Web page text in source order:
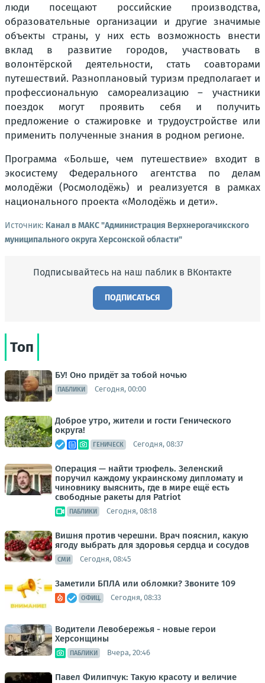
люди посещают российские производства,
образовательные организации и другие значимые
объекты страны, у них есть возможность внести
вклад в развитие городов, участвовать в
волонтёрской деятельности, стать соавторами
путешествий. Разноплановый туризм предполагает и
профессиональную самореализацию – участники
поездок могут проявить себя и получить
предложение о стажировке и трудоустройстве или
применить полученные знания в родном регионе.
Программа «Больше, чем путешествие» входит в
экосистему Федерального агентства по делам
молодёжи (Росмолодёжь) и реализуется в рамках
национального проекта «Молодёжь и дети».
Источник: Канал в МАКС "Администрация Верхнерогачикского
муниципального округа Херсонской области"
Подписывайтесь на наш паблик в ВКонтакте
ПОДПИСАТЬСЯ
Топ
БУ! Оно придёт за тобой ночью
ПАБЛИКИ Сегодня, 00:00
Доброе утро, жители и гости Генического
округа!
ГЕНИЧЕСК Сегодня, 08:37
Операция — найти трюфель. Зеленский
поручил каждому украинскому дипломату и
чиновнику выяснить, где в мире ещё есть
свободные ракеты для Patriot
ПАБЛИКИ Сегодня, 08:18
Вишня против черешни. Врач пояснил, какую
ягоду выбрать для здоровья сердца и сосудов
СМИ Сегодня, 08:45
Заметили БПЛА или обломки? Звоните 109
ОФИЦ. Сегодня, 08:33
Водители Левобережья - новые герои
Херсонщины
ПАБЛИКИ Вчера, 20:46
Павел Филипчук: Такую красоту и величие